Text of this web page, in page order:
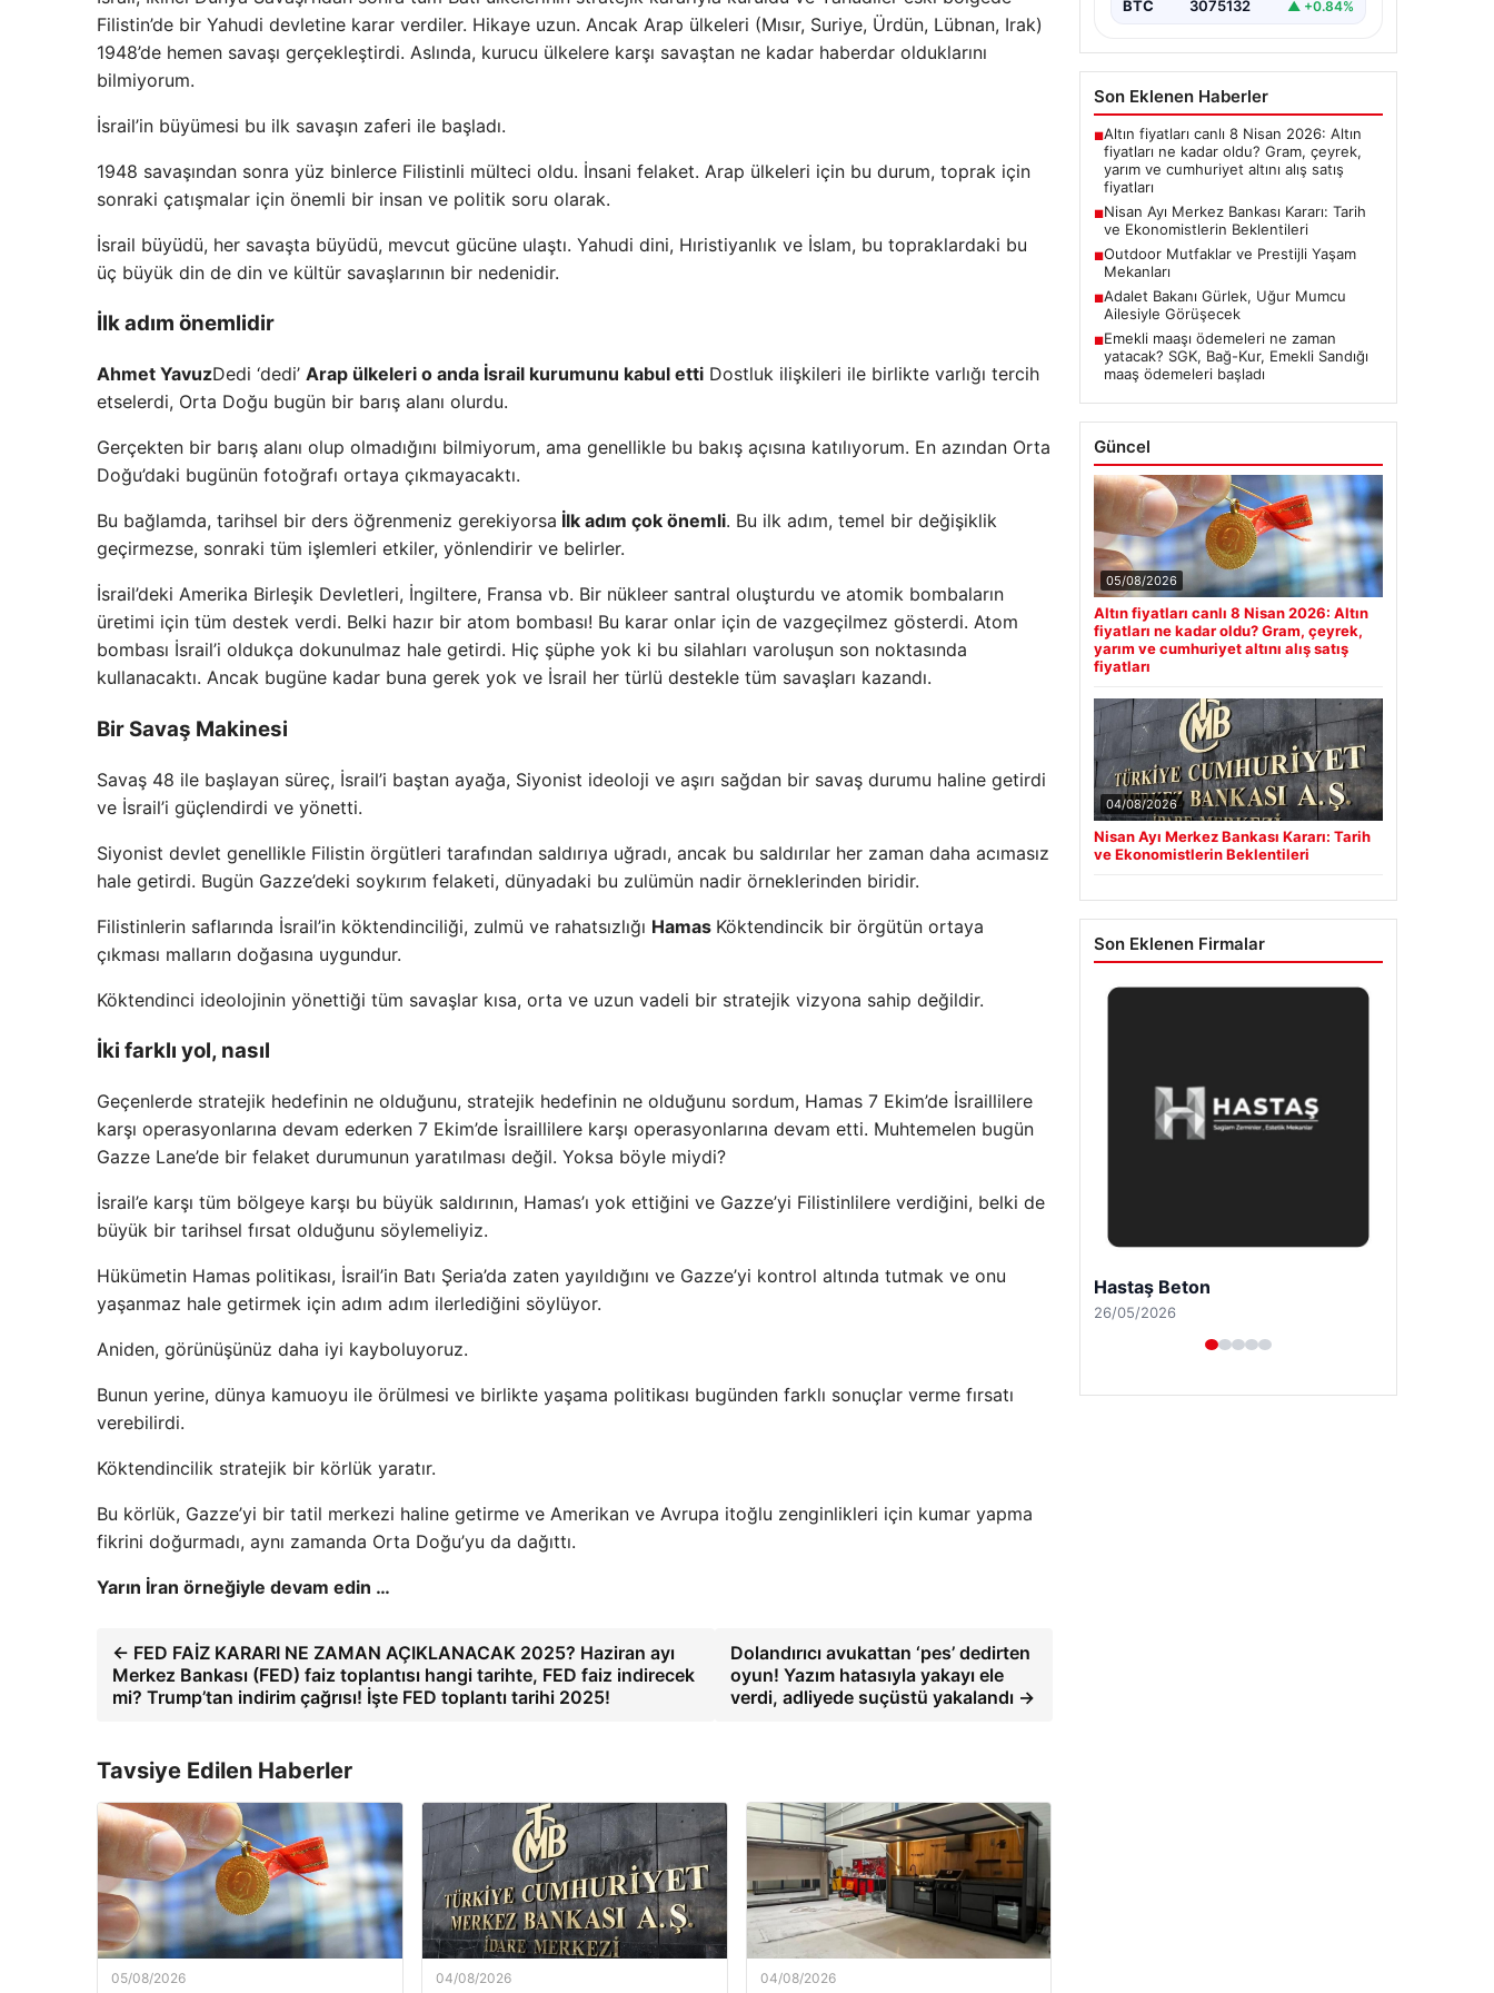
Filistin’de bir Yahudi devletine karar verdiler. Hikaye uzun. Ancak Arap ülkeleri (Mısır, Suriye, Ürdün, Lübnan, Irak)
1948’de hemen savaşı gerçekleştirdi. Aslında, kurucu ülkelere karşı savaştan ne kadar haberdar olduklarını
bilmiyorum.
İsrail’in büyümesi bu ilk savaşın zaferi ile başladı.
1948 savaşından sonra yüz binlerce Filistinli mülteci oldu. İnsani felaket. Arap ülkeleri için bu durum, toprak için
sonraki çatışmalar için önemli bir insan ve politik soru olarak.
İsrail büyüdü, her savaşta büyüdü, mevcut gücüne ulaştı. Yahudi dini, Hıristiyanlık ve İslam, bu topraklardaki bu
üç büyük din de din ve kültür savaşlarının bir nedenidir.
İlk adım önemlidir
Ahmet YavuzDedi ‘dedi’ Arap ülkeleri o anda İsrail kurumunu kabul etti Dostluk ilişkileri ile birlikte varlığı tercih
etselerdi, Orta Doğu bugün bir barış alanı olurdu.
Gerçekten bir barış alanı olup olmadığını bilmiyorum, ama genellikle bu bakış açısına katılıyorum. En azından Orta
Doğu’daki bugünün fotoğrafı ortaya çıkmayacaktı.
Bu bağlamda, tarihsel bir ders öğrenmeniz gerekiyorsa İlk adım çok önemli. Bu ilk adım, temel bir değişiklik
geçirmezse, sonraki tüm işlemleri etkiler, yönlendirir ve belirler.
İsrail’deki Amerika Birleşik Devletleri, İngiltere, Fransa vb. Bir nükleer santral oluşturdu ve atomik bombaların
üretimi için tüm destek verdi. Belki hazır bir atom bombası! Bu karar onlar için de vazgeçilmez gösterdi. Atom
bombası İsrail’i oldukça dokunulmaz hale getirdi. Hiç şüphe yok ki bu silahları varoluşun son noktasında
kullanacaktı. Ancak bugüne kadar buna gerek yok ve İsrail her türlü destekle tüm savaşları kazandı.
Bir Savaş Makinesi
Savaş 48 ile başlayan süreç, İsrail’i baştan ayağa, Siyonist ideoloji ve aşırı sağdan bir savaş durumu haline getirdi
ve İsrail’i güçlendirdi ve yönetti.
Siyonist devlet genellikle Filistin örgütleri tarafından saldırıya uğradı, ancak bu saldırılar her zaman daha acımasız
hale getirdi. Bugün Gazze’deki soykırım felaketi, dünyadaki bu zulümün nadir örneklerinden biridir.
Filistinlerin saflarında İsrail’in köktendinciliği, zulmü ve rahatsızlığı Hamas Köktendincik bir örgütün ortaya
çıkması malların doğasına uygundur.
Köktendinci ideolojinin yönettiği tüm savaşlar kısa, orta ve uzun vadeli bir stratejik vizyona sahip değildir.
İki farklı yol, nasıl
Geçenlerde stratejik hedefinin ne olduğunu, stratejik hedefinin ne olduğunu sordum, Hamas 7 Ekim’de İsraillilere
karşı operasyonlarına devam ederken 7 Ekim’de İsraillilere karşı operasyonlarına devam etti. Muhtemelen bugün
Gazze Lane’de bir felaket durumunun yaratılması değil. Yoksa böyle miydi?
İsrail’e karşı tüm bölgeye karşı bu büyük saldırının, Hamas’ı yok ettiğini ve Gazze’yi Filistinlilere verdiğini, belki de
büyük bir tarihsel fırsat olduğunu söylemeliyiz.
Hükümetin Hamas politikası, İsrail’in Batı Şeria’da zaten yayıldığını ve Gazze’yi kontrol altında tutmak ve onu
yaşanmaz hale getirmek için adım adım ilerlediğini söylüyor.
Aniden, görünüşünüz daha iyi kayboluyoruz.
Bunun yerine, dünya kamuoyu ile örülmesi ve birlikte yaşama politikası bugünden farklı sonuçlar verme fırsatı
verebilirdi.
Köktendincilik stratejik bir körlük yaratır.
Bu körlük, Gazze’yi bir tatil merkezi haline getirme ve Amerikan ve Avrupa itoğlu zenginlikleri için kumar yapma
fikrini doğurmadı, aynı zamanda Orta Doğu’yu da dağıttı.
Yarın İran örneğiyle devam edin …
← FED FAİZ KARARI NE ZAMAN AÇIKLANACAK 2025? Haziran ayı
Merkez Bankası (FED) faiz toplantısı hangi tarihte, FED faiz indirecek
mi? Trump’tan indirim çağrısı! İşte FED toplantı tarihi 2025!
Dolandırıcı avukattan ‘pes’ dedirten
oyun! Yazım hatasıyla yakayı ele
verdi, adliyede suçüstü yakalandı →
Tavsiye Edilen Haberler
05/08/2026 04/08/2026 04/08/2026
BTC 3075132 ▲ +0.84%
Son Eklenen Haberler
■Altın fiyatları canlı 8 Nisan 2026: Altın
fiyatları ne kadar oldu? Gram, çeyrek,
yarım ve cumhuriyet altını alış satış
fiyatları
■Nisan Ayı Merkez Bankası Kararı: Tarih
ve Ekonomistlerin Beklentileri
■Outdoor Mutfaklar ve Prestijli Yaşam
Mekanları
■Adalet Bakanı Gürlek, Uğur Mumcu
Ailesiyle Görüşecek
■Emekli maaşı ödemeleri ne zaman
yatacak? SGK, Bağ-Kur, Emekli Sandığı
maaş ödemeleri başladı
Güncel
05/08/2026
Altın fiyatları canlı 8 Nisan 2026: Altın
fiyatları ne kadar oldu? Gram, çeyrek,
yarım ve cumhuriyet altını alış satış
fiyatları
04/08/2026
Nisan Ayı Merkez Bankası Kararı: Tarih
ve Ekonomistlerin Beklentileri
Son Eklenen Firmalar
Enes Kaplan Avukatlık Bürosu
28/04/2026